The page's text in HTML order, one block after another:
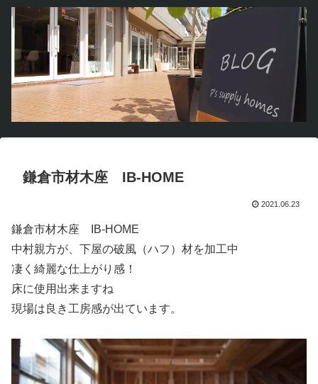
鎌倉市材木座 IB-HOME
2021.06.23
鎌倉市材木座 IB-HOME
中村親方が、下屋の破風（ハフ）材を加工中
凄く綺麗な仕上がり感！
床に使用出来ますね
現場は良き工房感が出ています。